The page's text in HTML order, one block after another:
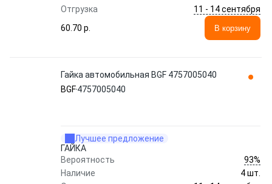
Отгрузка
11 - 14 сентября
60.70 p.
В корзину
Гайка автомобильная BGF 4757005040
BGF4757005040
Лучшее предложение
ГАЙКА
Вероятность
93%
Наличие
4 шт.